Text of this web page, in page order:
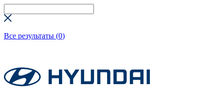
Все результаты (0)